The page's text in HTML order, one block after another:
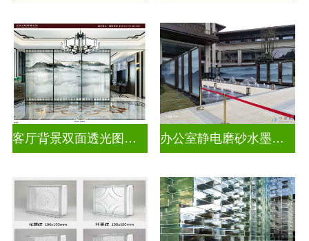
客厅背景双面透光图案水墨山水画玻璃 办公室静电磨砂水墨山水画玻璃